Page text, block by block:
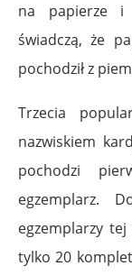
na papierze i
świadczą, że
pochodził z
Trzecia
nazwiskiem
pochodzi
egzemplarz.
egzemplarzy
tylko 20